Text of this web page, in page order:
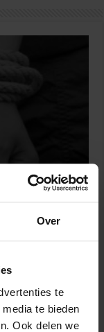
Over
te
te bieden
Ook delen we